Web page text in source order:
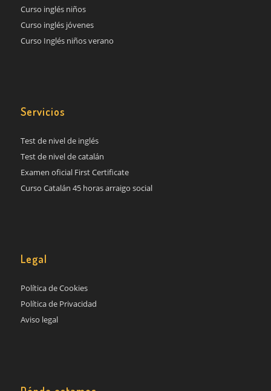
Curso inglés niños
Curso inglés jóvenes
Curso Inglés niños verano
Servicios
Test de nivel de inglés
Test de nivel de catalán
Examen oficial First Certificate
Curso Catalán 45 horas arraigo social
Legal
Política de Cookies
Política de Privacidad
Aviso legal